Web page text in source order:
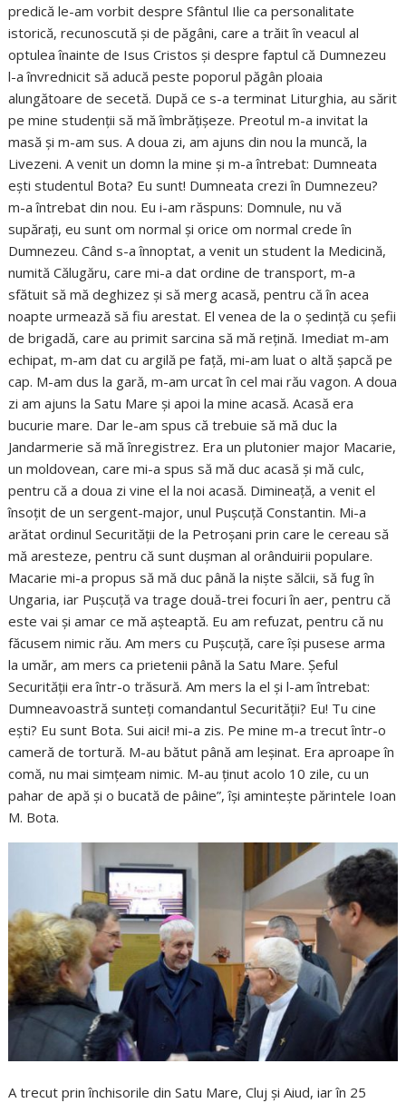
predică le-am vorbit despre Sfântul Ilie ca personalitate
istorică, recunoscută și de păgâni, care a trăit în veacul al
optulea înainte de Isus Cristos și despre faptul că Dumnezeu
l-a învrednicit să aducă peste poporul păgân ploaia
alungătoare de secetă. După ce s-a terminat Liturghia, au sărit
pe mine studenții să mă îmbrățișeze. Preotul m-a invitat la
masă și m-am sus. A doua zi, am ajuns din nou la muncă, la
Livezeni. A venit un domn la mine și m-a întrebat: Dumneata
ești studentul Bota? Eu sunt! Dumneata crezi în Dumnezeu?
m-a întrebat din nou. Eu i-am răspuns: Domnule, nu vă
supărați, eu sunt om normal și orice om normal crede în
Dumnezeu. Când s-a înnoptat, a venit un student la Medicină,
numită Călugăru, care mi-a dat ordine de transport, m-a
sfătuit să mă deghizez și să merg acasă, pentru că în acea
noapte urmează să fiu arestat. El venea de la o ședință cu șefii
de brigadă, care au primit sarcina să mă rețină. Imediat m-am
echipat, m-am dat cu argilă pe față, mi-am luat o altă șapcă pe
cap. M-am dus la gară, m-am urcat în cel mai rău vagon. A doua
zi am ajuns la Satu Mare și apoi la mine acasă. Acasă era
bucurie mare. Dar le-am spus că trebuie să mă duc la
Jandarmerie să mă înregistrez. Era un plutonier major Macarie,
un moldovean, care mi-a spus să mă duc acasă și mă culc,
pentru că a doua zi vine el la noi acasă. Dimineață, a venit el
însoțit de un sergent-major, unul Pușcuță Constantin. Mi-a
arătat ordinul Securității de la Petroșani prin care le cereau să
mă aresteze, pentru că sunt dușman al orânduirii populare.
Macarie mi-a propus să mă duc până la niște sălcii, să fug în
Ungaria, iar Pușcuță va trage două-trei focuri în aer, pentru că
este vai și amar ce mă așteaptă. Eu am refuzat, pentru că nu
făcusem nimic rău. Am mers cu Pușcuță, care își pusese arma
la umăr, am mers ca prietenii până la Satu Mare. Șeful
Securității era într-o trăsură. Am mers la el și l-am întrebat:
Dumneavoastră sunteți comandantul Securității? Eu! Tu cine
ești? Eu sunt Bota. Sui aici! mi-a zis. Pe mine m-a trecut într-o
cameră de tortură. M-au bătut până am leșinat. Era aproape în
comă, nu mai simțeam nimic. M-au ținut acolo 10 zile, cu un
pahar de apă și o bucată de pâine”, își amintește părintele Ioan
M. Bota.
A trecut prin închisorile din Satu Mare, Cluj și Aiud, iar în 25